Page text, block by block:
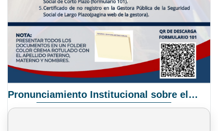
Pronunciamiento Institucional sobre el Proyecto de Ley N° 068/2025-2026 C.S.